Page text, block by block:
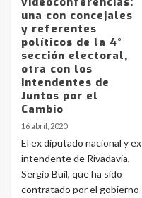
una con concejales
y referentes
políticos de la 4°
sección electoral,
otra con los
intendentes de
Juntos por el
Cambio
16 abril, 2020
El ex diputado nacional y ex
intendente de Rivadavia,
Sergio Buil, que ha sido
contratado por el gobierno